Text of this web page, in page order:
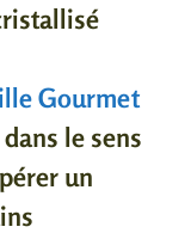
Gourmet
dans le sens
un